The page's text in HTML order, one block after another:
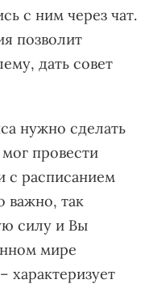
с ним через чат.
позволит
дать совет
нужно сделать
провести
с расписанием
важно, так
силу и Вы
мире
характеризует